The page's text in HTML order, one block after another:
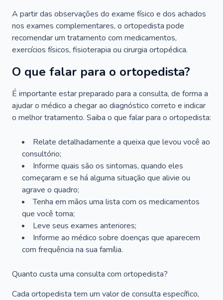
A partir das observações do exame físico e dos achados
nos exames complementares, o ortopedista pode
recomendar um tratamento com medicamentos,
exercícios físicos, fisioterapia ou cirurgia ortopédica.
O que falar para o ortopedista?
É importante estar preparado para a consulta, de forma a
ajudar o médico a chegar ao diagnóstico correto e indicar
o melhor tratamento. Saiba o que falar para o ortopedista:
Relate detalhadamente a queixa que levou você ao
consultório;
Informe quais são os sintomas, quando eles
começaram e se há alguma situação que alivie ou
agrave o quadro;
Tenha em mãos uma lista com os medicamentos
que você toma;
Leve seus exames anteriores;
Informe ao médico sobre doenças que aparecem
com frequência na sua família.
Quanto custa uma consulta com ortopedista?
Cada ortopedista tem um valor de consulta específico,